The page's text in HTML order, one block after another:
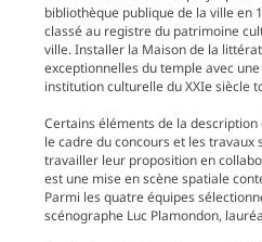
bibliothèque publique de la ville en
classé au registre du patrimoine
ville. Installer la Maison de la
exceptionnelles du temple avec
institution culturelle du XXIe siècle
Certains éléments de la
le cadre du concours et les travaux
travailler leur proposition en
est une mise en scène spatiale
Parmi les quatre équipes
scénographe Luc Plamondon,